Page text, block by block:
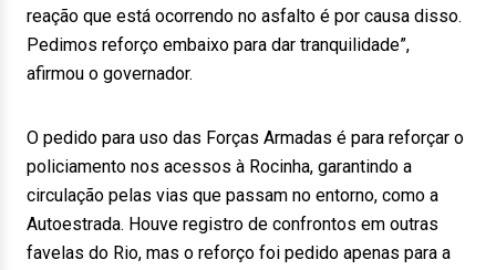
reação que está ocorrendo no asfalto é por causa disso.
Pedimos reforço embaixo para dar tranquilidade”,
afirmou o governador.
O pedido para uso das Forças Armadas é para reforçar o
policiamento nos acessos à Rocinha, garantindo a
circulação pelas vias que passam no entorno, como a
Autoestrada. Houve registro de confrontos em outras
favelas do Rio, mas o reforço foi pedido apenas para a